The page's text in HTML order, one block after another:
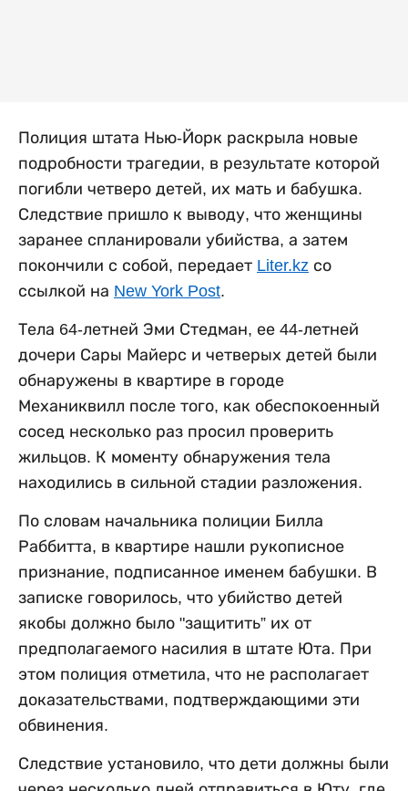
Полиция штата Нью-Йорк раскрыла новые
подробности трагедии, в результате которой
погибли четверо детей, их мать и бабушка.
Следствие пришло к выводу, что женщины
заранее спланировали убийства, а затем
покончили с собой, передает Liter.kz со
ссылкой на New York Post.
Тела 64-летней Эми Стедман, ее 44-летней
дочери Сары Майерс и четверых детей были
обнаружены в квартире в городе
Механиквилл после того, как обеспокоенный
сосед несколько раз просил проверить
жильцов. К моменту обнаружения тела
находились в сильной стадии разложения.
По словам начальника полиции Билла
Раббитта, в квартире нашли рукописное
признание, подписанное именем бабушки. В
записке говорилось, что убийство детей
якобы должно было "защитить” их от
предполагаемого насилия в штате Юта. При
этом полиция отметила, что не располагает
доказательствами, подтверждающими эти
обвинения.
Следствие установило, что дети должны были